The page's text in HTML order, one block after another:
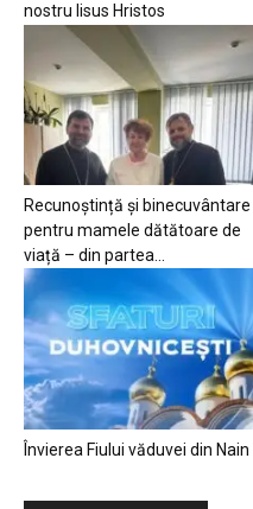
nostru Iisus Hristos
Recunoștință și binecuvântare
pentru mamele dătătoare de
viață – din partea...
Învierea Fiului văduvei din Nain